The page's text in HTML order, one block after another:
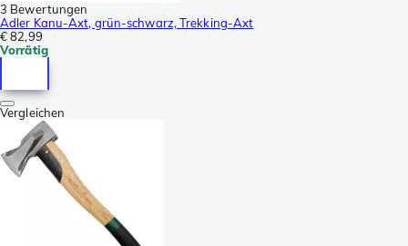
3 Bewertungen
Adler Kanu-Axt, grün-schwarz, Trekking-Axt
€ 82,99
Vorrätig
Vergleichen